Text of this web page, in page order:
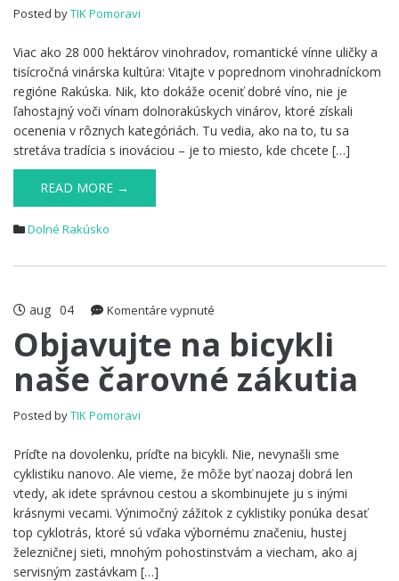
Posted byTIK Pomoravi
Viac ako 28 000 hektárov vinohradov, romantické vínne uličky a
tisícročná vinárska kultúra: Vitajte v poprednom vinohradníckom
regióne Rakúska. Nik, kto dokáže oceniť dobré víno, nie je
ľahostajný voči vínam dolnorakúskych vinárov, ktoré získali
ocenenia v rôznych kategóriách. Tu vedia, ako na to, tu sa
stretáva tradícia s inováciou – je to miesto, kde chcete […]
READ MORE →
Dolné Rakúsko
aug 04 Komentáre vypnuté
na
bicykli
naše
Objavujte na bicykli
naše čarovné zákutia
Posted byTIK Pomoravi
Príďte na dovolenku, príďte na bicykli. Nie, nevynašli sme
cyklistiku nanovo. Ale vieme, že môže byť naozaj dobrá len
vtedy, ak idete správnou cestou a skombinujete ju s inými
krásnymi vecami. Výnimočný zážitok z cyklistiky ponúka desať
top cyklotrás, ktoré sú vďaka výbornému značeniu, hustej
železničnej sieti, mnohým pohostinstvám a viecham, ako aj
servisným zastávkam […]